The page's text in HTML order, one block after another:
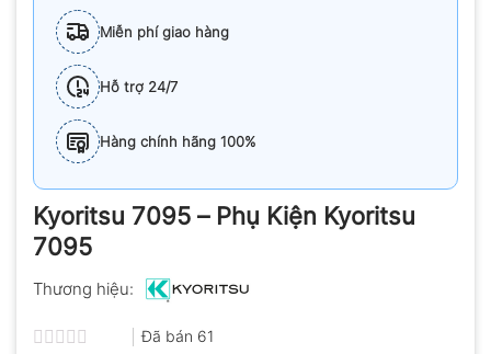
Miễn phí giao hàng
Hỗ trợ 24/7
Hàng chính hãng 100%
Kyoritsu 7095 – Phụ Kiện Kyoritsu
7095
Thương hiệu:
Đã bán 61